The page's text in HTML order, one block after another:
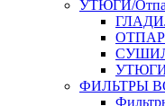
УТЮГИ/
ФИЛЬТРЫ